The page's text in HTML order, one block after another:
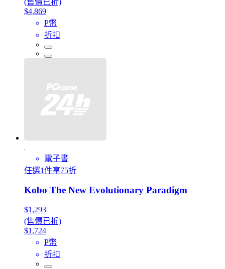
$4,869
P幣
折扣
電子書
任選1件享75折
Kobo The New Evolutionary Paradigm
$1,293
(售價已折)
$1,724
P幣
折扣